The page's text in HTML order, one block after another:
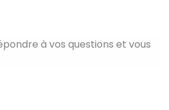
à vos questions et vous